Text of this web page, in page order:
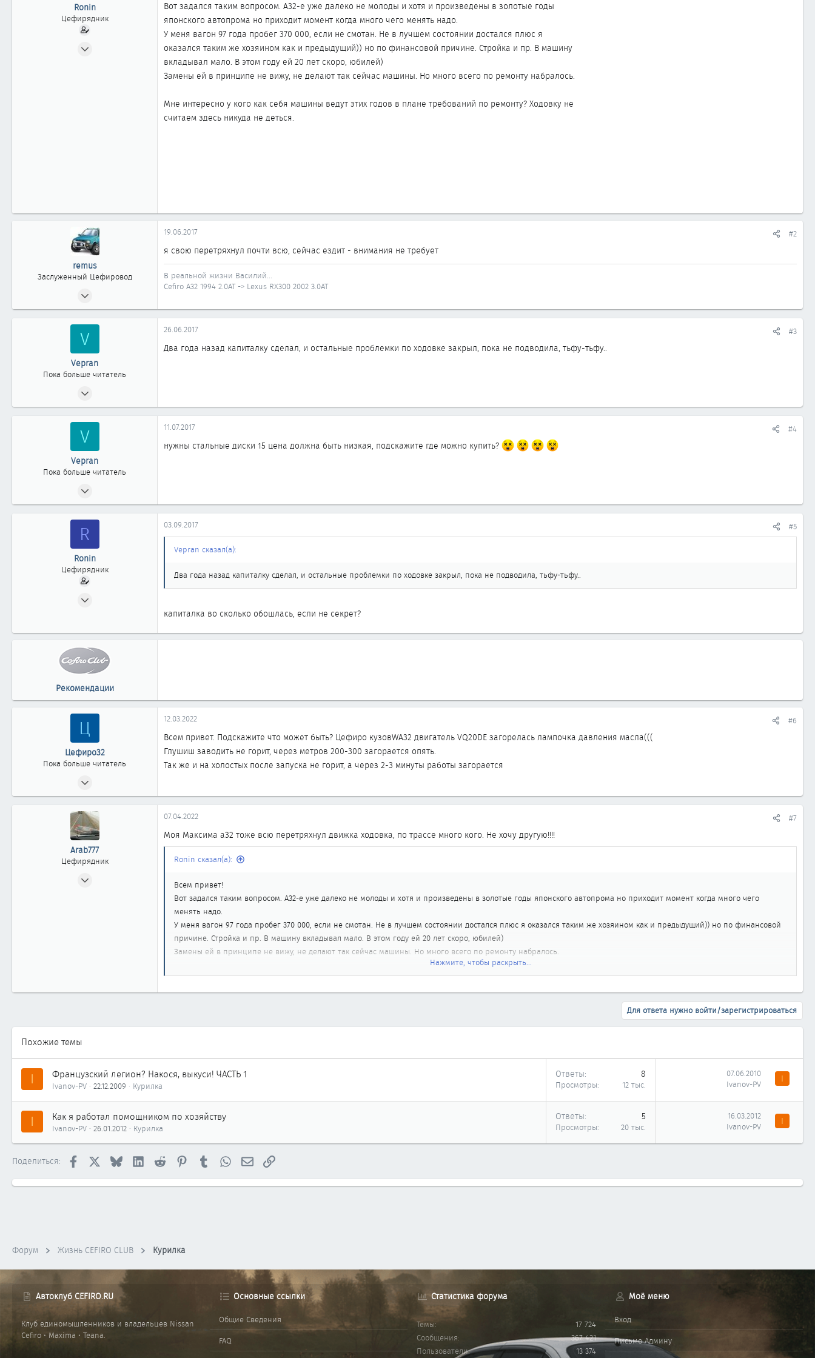
Ronin
Цефирядник
Вот задался таким вопросом. А32-е уже далеко не молоды и хотя и произведены в золотые годы
японского автопрома но приходит момент когда много чего менять надо.
У меня вагон 97 года пробег 370 000, если не смотан. Не в лучшем состоянии достался плюс я
оказался таким же хозяином как и предыдущий)) но по финансовой причине. Стройка и пр. В машину
вкладывал мало. В этом году ей 20 лет скоро, юбилей)
Замены ей в принципе не вижу, не делают так сейчас машины. Но много всего по ремонту набралось.
Мне интересно у кого как себя машины ведут этих годов в плане требований по ремонту? Ходовку не
считаем здесь никуда не деться.
remus
Заслуженный Цефировод
4 496
Иркутская область
19.06.2017 #2
я свою перетряхнул почти всю, сейчас ездит - внимания не требует
В реальной жизни Василий...
Cefiro A32 1994 2.0AT -> Lexus RX300 2002 3.0AT
V
Vepran
Пока больше читатель
0
26.06.2017 #3
Два года назад капиталку сделал, и остальные проблемки по ходовке закрыл, пока не подводила, тьфу-тьфу..
V
Vepran
Пока больше читатель
0
11.07.2017 #4
нужны стальные диски 15 цена должна быть низкая, подскажите где можно купить?
R
Ronin
Цефирядник
03.09.2017 #5
Vepran сказал(а):
Два года назад капиталку сделал, и остальные проблемки по ходовке закрыл, пока не подводила, тьфу-тьфу..
капиталка во сколько обошлась, если не секрет?
Рекомендации
Ц
Цефиро32
Пока больше читатель
1
Ниссан Цефиро WA32
12.03.2022 #6
Всем привет. Подскажите что может быть? Цефиро кузовWA32 двигатель VQ20DE загорелась лампочка давления масла(((
Глушиш заводить не горит, через метров 200-300 загорается опять.
Так же и на холостых после запуска не горит, а через 2-3 минуты работы загорается
Arab777
Цефирядник
07.04.2022 #7
Моя Максима а32 тоже всю перетряхнул движка ходовка, по трассе много кого. Не хочу другую!!!!
Ronin сказал(а):
Всем привет!
Вот задался таким вопросом. А32-е уже далеко не молоды и хотя и произведены в золотые годы японского автопрома но приходит момент когда много чего
менять надо.
У меня вагон 97 года пробег 370 000, если не смотан. Не в лучшем состоянии достался плюс я оказался таким же хозяином как и предыдущий)) но по финансовой
причине. Стройка и пр. В машину вкладывал мало. В этом году ей 20 лет скоро, юбилей)
Замены ей в принципе не вижу, не делают так сейчас машины. Но много всего по ремонту набралось.
Мне интересно у кого как себя машины ведут этих годов в плане требований по ремонту? Ходовку не считаем здесь никуда не детьсдругую
Нажмите, чтобы раскрыть...
Для ответа нужно войти/зарегистрироваться
Похожие темы
I Французский легион? Накося, выкуси! ЧАСТЬ 1
Ivanov-PV 22.12.2009 Курилка
Ответы 8
Просмотры 12 тыс.
07.06.2010
Ivanov-PV
I
I Как я работал помощником по хозяйству
Ivanov-PV 26.01.2012 Курилка
Ответы 5
Просмотры 20 тыс.
16.03.2012
Ivanov-PV
I
Поделиться: Facebook Bluesky LinkedInReddit PinterestTumblrWhatsAppЭлектронная почта
Ссылка
Форум Жизнь CEFIRO CLUB Курилка
Автоклуб CEFIRO.RU
Клуб единомышленников и владельцев Nissan
Cefiro • Maxima • Teana.
Основные ссылки
Общие Сведения
FAQ
Статистика форума
Темы
17 724
Сообщения
367 421
Пользователи
13 374
Моё меню
Вход
Письмо Админу